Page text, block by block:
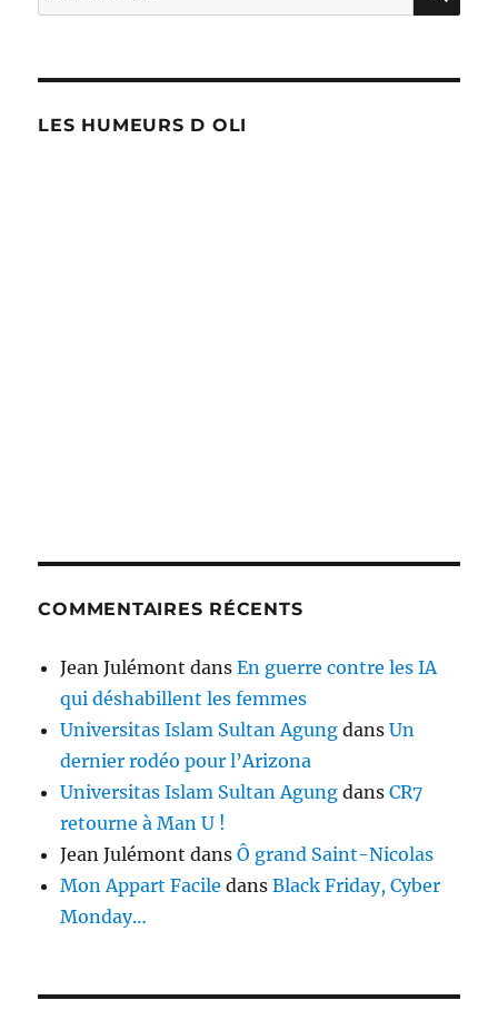
pour :
LES HUMEURS D OLI
COMMENTAIRES RÉCENTS
Jean Julémont dansEn guerre contre les IA
qui déshabillent les femmes
Universitas Islam Sultan Agung dansUn
dernier rodéo pour l’Arizona
Universitas Islam Sultan Agung dansCR7
retourne à Man U !
Jean Julémont dansÔ grand Saint-Nicolas
Mon Appart Facile dansBlack Friday, Cyber
Monday…